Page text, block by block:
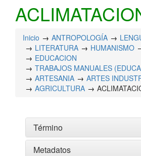
Inicio ANTROPOLOGÍA
LITERATURA
HUMANISMO
EDUCACION
TRABAJOS MANUALES
ARTESANIA
ARTES
AGRICULTURA
Término
Metadatos